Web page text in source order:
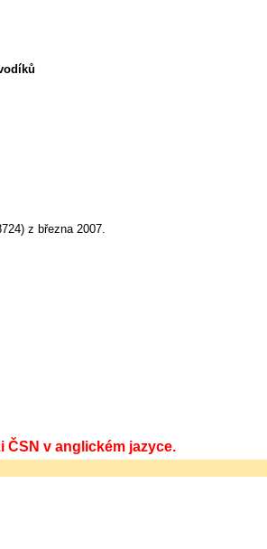
z března 2007.
ČSN v anglickém jazyce.